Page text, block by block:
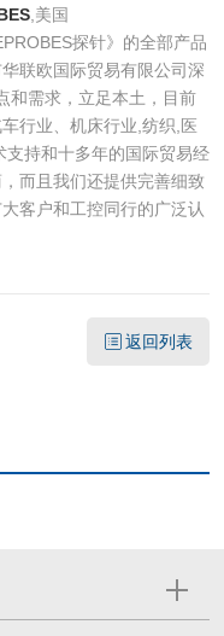
,美国
探针》的全部产品
联欧国际贸易有限公司深
和需求，立足本土，目前
行业、机床行业,纺织,医
持和十多年的国际贸易经
而且我们还提供完善细致
客户和工控同行的广泛认
返回列表